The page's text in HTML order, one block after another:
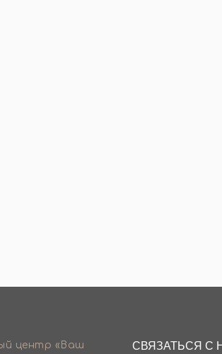
центр «Ваш
СВЯЗАТЬСЯ С